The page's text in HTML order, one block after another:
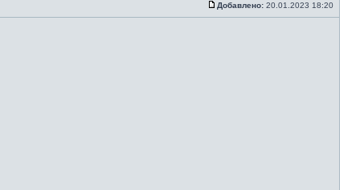
Добавлено: 20.01.2023 18:20